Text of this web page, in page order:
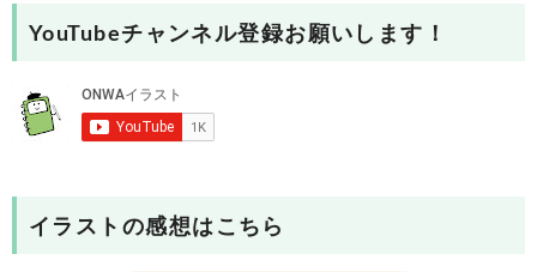
YouTubeチャンネル登録お願いします！
イラストの感想はこちら